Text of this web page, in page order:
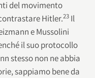
del movimento
Hitler.23 Il
e Mussolini
il suo protocollo
stesso non ne abbia
sappiamo bene da